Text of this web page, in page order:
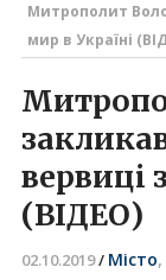
Митрополит
мир в Україні
вервиці
(ВІДЕО)
02.10.2019/ Місто,